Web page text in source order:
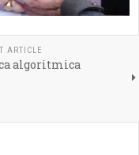
ARTICLE
algoritmica